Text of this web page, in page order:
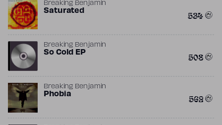
Breaking Benjamin
Saturated 534
Breaking Benjamin
So Cold EP 508
Breaking Benjamin
Phobia 562